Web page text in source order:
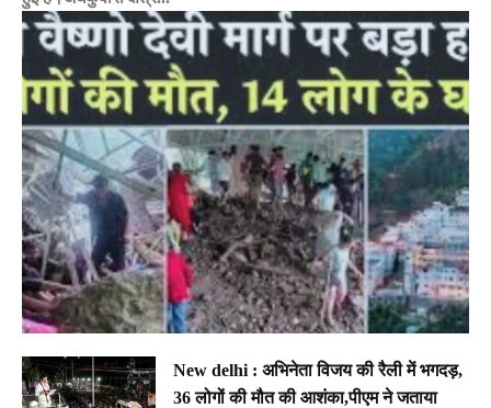
New delhi : अभिनेता विजय की रैली में भगदड़,
36 लोगों की मौत की आशंका,पीएम ने जताया